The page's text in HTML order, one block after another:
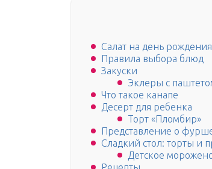
Салат на день
Правила выбора блюд
Закуски
Эклеры с
Что такое канапе
Десерт для ребенка
Торт «Пломбир»
Представление о
Сладкий стол: торты и
Детское